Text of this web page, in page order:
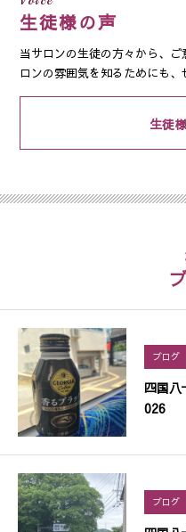
生徒様の声
当サロンの生徒の方々から、
ロンの雰囲気を知るためにも、
生徒
ブログ
四国
026
ブログ